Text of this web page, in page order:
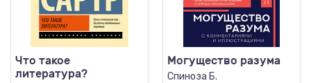
Что такое
литература?
Могущество разума
Спиноза Б.